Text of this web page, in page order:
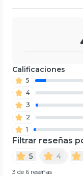
Calificaciones
5
4
3
2
1
Filtrar reseñas
5 4
3 de 6 reseñas